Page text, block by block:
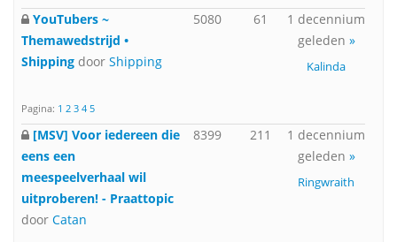
YouTubers ~
Themawedstrijd •
Shipping door Shipping
Pagina: 1 2 3 4 5
5080 61
1 decennium
geleden »
Kalinda
[MSV] Voor iedereen die
eens een
meespeelverhaal wil
uitproberen! - Praattopic
door Catan
8399 211
1 decennium
geleden »
Ringwraith